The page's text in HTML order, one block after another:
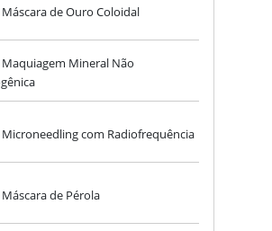
de Ouro Coloidal
Maquiagem Mineral Não
Microneedling com Radiofrequência
de Pérola